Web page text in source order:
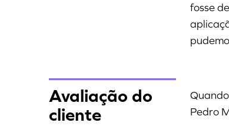
fosse
Avaliação do
cliente
Pedro